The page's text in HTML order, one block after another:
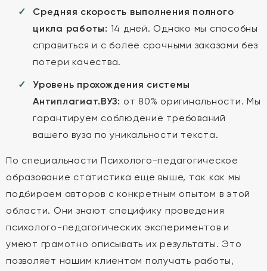
Средняя скорость выполнения полного
цикла работы: 14 дней. Однако мы способны
справиться и с более срочными заказами без
потери качества.
Уровень прохождения системы
Антиплагиат.ВУЗ: от 80% оригинальности. Мы
гарантируем соблюдение требований
вашего вуза по уникальности текста.
По специальности Психолого-педагогическое
образование статистика еще выше, так как мы
подбираем авторов с конкретным опытом в этой
области. Они знают специфику проведения
психолого-педагогических экспериментов и
умеют грамотно описывать их результаты. Это
позволяет нашим клиентам получать работы,